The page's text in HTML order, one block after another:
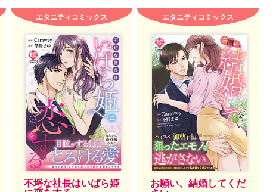
エタニティコミックス
不埒な社長はいばら姫
エタニティコミックス
お願い、結婚してくだ